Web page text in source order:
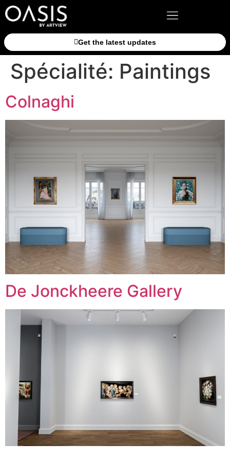
Get the latest updates
Spécialité: Paintings
Colnaghi
De Jonckheere Gallery